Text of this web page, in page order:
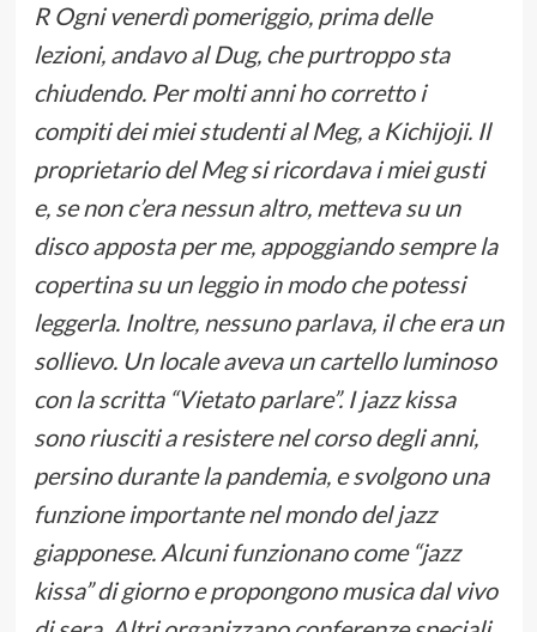
R Ogni venerdì pomeriggio, prima delle
lezioni, andavo al Dug, che purtroppo sta
chiudendo. Per molti anni ho corretto i
compiti dei miei studenti al Meg, a Kichijoji. Il
proprietario del Meg si ricordava i miei gusti
e, se non c’era nessun altro, metteva su un
disco apposta per me, appoggiando sempre la
copertina su un leggio in modo che potessi
leggerla. Inoltre, nessuno parlava, il che era un
sollievo. Un locale aveva un cartello luminoso
con la scritta “Vietato parlare”. I jazz kissa
sono riusciti a resistere nel corso degli anni,
persino durante la pandemia, e svolgono una
funzione importante nel mondo del jazz
giapponese. Alcuni funzionano come “jazz
kissa” di giorno e propongono musica dal vivo